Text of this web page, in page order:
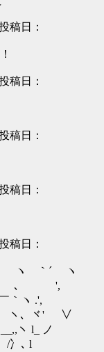
稿日：
稿日：
稿日：
稿日：
稿日：
´ ヽ
ゝ､ ',
｀ヽ .',
、ヾ' ∨
l_ ノ
､ l